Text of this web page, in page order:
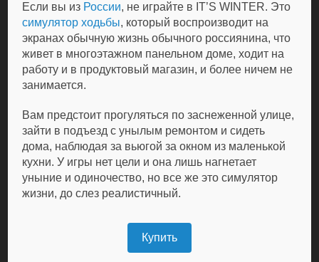
Если вы из России, не играйте в IT’S WINTER. Это
симулятор ходьбы, который воспроизводит на
экранах обычную жизнь обычного россиянина, что
живет в многоэтажном панельном доме, ходит на
работу и в продуктовый магазин, и более ничем не
занимается.
Вам предстоит прогуляться по заснеженной улице,
зайти в подъезд с унылым ремонтом и сидеть
дома, наблюдая за вьюгой за окном из маленькой
кухни. У игры нет цели и она лишь нагнетает
уныние и одиночество, но все же это симулятор
жизни, до слез реалистичный.
Купить